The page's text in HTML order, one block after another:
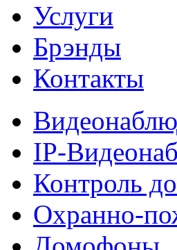
Услуги
Брэнды
Контакты
IP-
Контроль
Охранно-